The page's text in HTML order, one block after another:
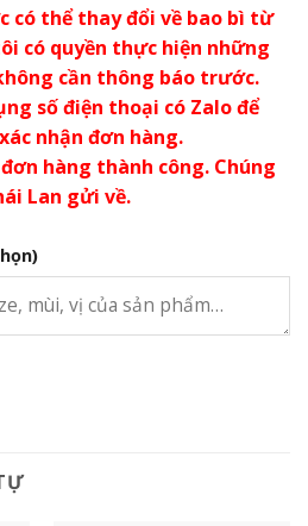
có thể thay đổi về bao bì từ
có quyền thực hiện những
cần thông báo trước.
số điện thoại có Zalo để
nhận đơn hàng.
hàng thành công. Chúng
Lan gửi về.